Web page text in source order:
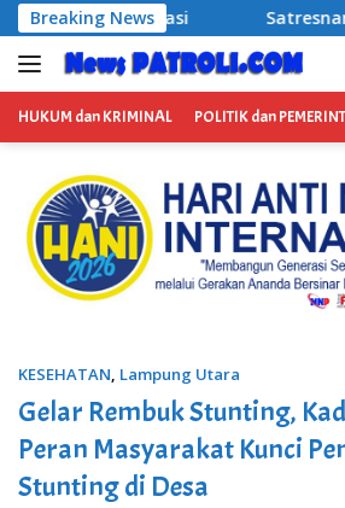
Langsung
ke
konten
Breaking News
Satresnarkoba Polres Pelabuhan
HUKUM dan KRIMINAL POLITIK dan
KESEHATAN, Lampung Utara
Gelar Rembuk Stunting,
Peran Masyarakat Kunci
Stunting di Desa